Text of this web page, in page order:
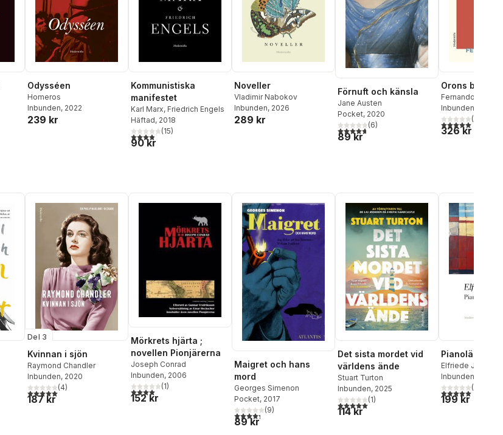
antal röster:
Odysséen
Homeros
Inbunden, 2022
239 kr
Kommunistiska
manifestet
Karl Marx, Friedrich Engels
Häftad, 2018
3,9utav 5 stjärnor. Totalt antal röster:
(15)
90 kr
Noveller
Vladimir Nabokov
Inbunden, 2026
289 kr
Förnuft och känsla
Jane Austen
Pocket, 2020
4,7utav 5 stjärnor. Totalt antal röster:
(6)
89 kr
Orons bok
Fernando
Inbunden
5,0utav 5(
326 kr
Del 3
Kvinnan i sjön
Raymond Chandler
Inbunden, 2020
5,0utav 5 stjärnor. Totalt antal röster:
(4)
187 kr
Mörkrets hjärta ;
novellen Pionjärerna
Joseph Conrad
Inbunden, 2006
4,0utav 5 stjärnor. Totalt antal röster:
(1)
152 kr
Maigret och hans
mord
Georges Simenon
Pocket, 2017
4,3utav 5 stjärnor. Totalt antal röster:
(9)
89 kr
Det sista mordet vid
världens ände
Stuart Turton
Inbunden, 2025
5,0utav 5 stjärnor. Totalt antal röster:
(1)
114 kr
Elfriede Jelinek
Inbunden
5,0utav 5(
199 kr